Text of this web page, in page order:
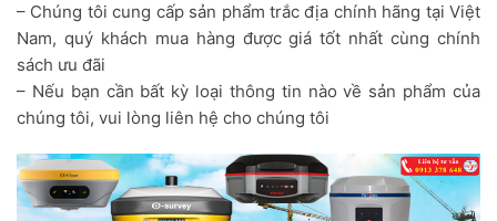
– Chúng tôi cung cấp sản phẩm trắc địa chính hãng tại Việt
Nam, quý khách mua hàng được giá tốt nhất cùng chính
sách ưu đãi
– Nếu bạn cần bất kỳ loại thông tin nào về sản phẩm của
chúng tôi, vui lòng liên hệ cho chúng tôi